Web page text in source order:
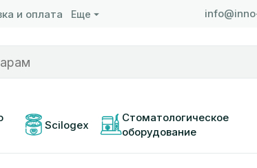
и оплата Еще
Scilogex
Стоматологическое
оборудование